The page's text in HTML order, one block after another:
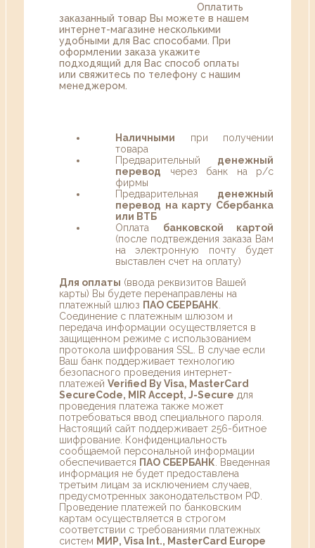
Оплатить
заказанный товар Вы можете в нашем
интернет-магазине несколькими
удобными для Вас способами. При
оформлении заказа укажите
подходящий для Вас способ оплаты
или свяжитесь по телефону с нашим
менеджером.
Наличными при получении
товара
Предварительный денежный
перевод через банк на р/с
фирмы
Предварительная денежный
перевод на карту Сбербанка
или ВТБ
Оплата банковской картой
(после подтвеждения заказа Вам
на электронную почту будет
выставлен счет на оплату)
Для оплаты (ввода реквизитов Вашей
карты) Вы будете перенаправлены на
платежный шлюз ПАО СБЕРБАНК
Соединение с платежным шлюзом и
передача информации осуществляется в
защищенном режиме с использованием
протокола шифрования SSL. В случае если
Ваш банк поддерживает технологию
безопасного проведения интернет-
платежей Verified By Visa, MasterCard
SecureCode, MIR Accept, J-Secure для
проведения платежа также может
потребоваться ввод специального пароля.
Настоящий сайт поддерживает 256-битное
шифрование. Конфиденциальность
сообщаемой персональной информации
обеспечивается ПАО СБЕРБАНК . Введенная
информация не будет предоставлена
третьим лицам за исключением случаев,
предусмотренных законодательством РФ.
Проведение платежей по банковским
картам осуществляется в строгом
соответствии с требованиями платежных
систем МИР, Visa Int., MasterCard Europe